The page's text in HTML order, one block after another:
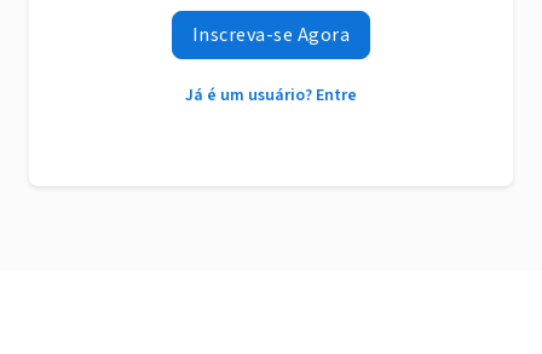
Inscreva-se Agora
Já é um usuário? Entre